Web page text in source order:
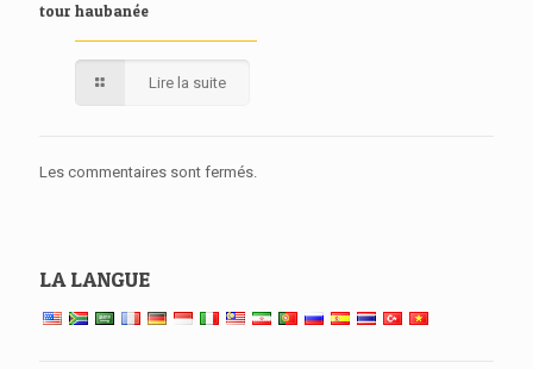
tour haubanée
Lire la suite
Les commentaires sont fermés.
LA LANGUE